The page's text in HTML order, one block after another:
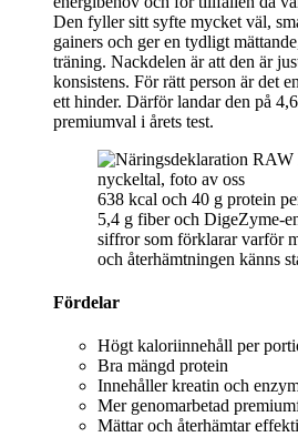
Den fyller sitt syfte mycket väl,
gainers och ger en tydligt
träning. Nackdelen är att den är
konsistens. För rätt person är det
ett hinder. Därför landar den på
premiumval i årets test.
638 kcal och 40 g protein
5,4 g fiber och DigeZyme-
siffror som förklarar varför
och återhämtningen känns
Fördelar
Högt kaloriinnehåll per
Bra mängd protein
Innehåller kreatin och
Mer genomarbetad
Mättar och återhämtar